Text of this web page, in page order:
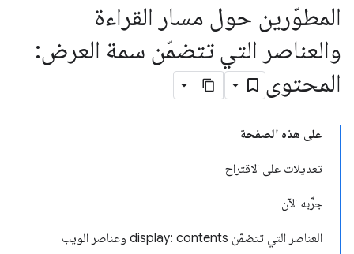
المطوّرين حول مسار القراءة
والعناصر التي تتضمّن سمة العرض:
المحتوى
على هذه الصفحة
تعديلات على الاقتراح
جرِّبه الآن
العناصر التي تتضمّن display: contents وعناصر الويب